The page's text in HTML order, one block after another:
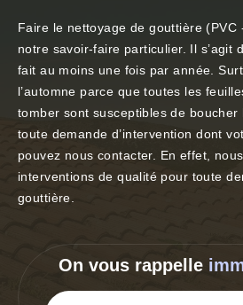
Faire le nettoyage de gouttière (PVC
notre savoir-faire particulier. Il s’agit
fait au moins une fois par année.
l’automne parce que toutes les
tomber sont susceptibles de
toute demande d’intervention dont
pouvez nous contacter. En effet,
interventions de qualité pour toute
gouttière.
On vous rappelle